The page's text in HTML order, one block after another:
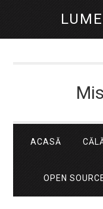
ACASĂ
OPEN